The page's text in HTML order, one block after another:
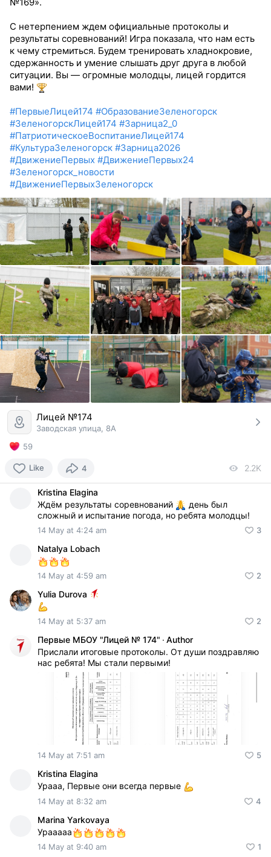
С нетерпением ждем официальные протоколы и
результаты соревнований! Игра показала, что нам есть
к чему стремиться. Будем тренировать хладнокровие,
сдержанность и умение слышать друг друга в любой
ситуации. Вы — огромные молодцы, лицей гордится
вами!
#ПервыеЛицей174 #ОбразованиеЗеленогорск
#ЗеленогорскЛицей174 #Зарница2_0
#ПатриотическоеВоспитаниеЛицей174
#КультураЗеленогорск #Зарница2026
#ДвижениеПервых #ДвижениеПервых24
#Зеленогорск_новости
#ДвижениеПервыхЗеленогорск
Лицей №174
Заводская улица, 8А
59
Like 4 2.2K
Kristina Elagina
Ждём результаты соревнований
день был
сложный и испытание погода, но ребята молодцы!
14 May at 4:24 am 3
Natalya Lobach
14 May at 4:59 am 2
Yulia Durova
14 May at 5:37 am 2
Первые МБОУ "Лицей № 174" · Author
Прислали итоговые протоколы. От души поздравляю
нас ребята! Мы стали первыми!
14 May at 7:51 am 5
Kristina Elagina
Урааа, Первые они всегда первые
14 May at 8:32 am 4
Marina Yarkovaya
Урааааа
14 May at 9:40 am 1